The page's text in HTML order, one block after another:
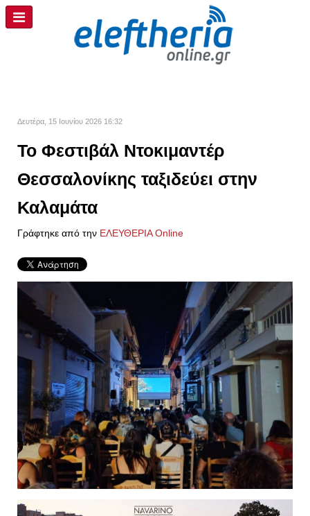
Δευτέρα, 15 Ιουνίου 2026 16:32
Το Φεστιβάλ Ντοκιμαντέρ
Θεσσαλονίκης ταξιδεύει στην
Καλαμάτα
Γράφτηκε από την ΕΛΕΥΘΕΡΙΑ Online